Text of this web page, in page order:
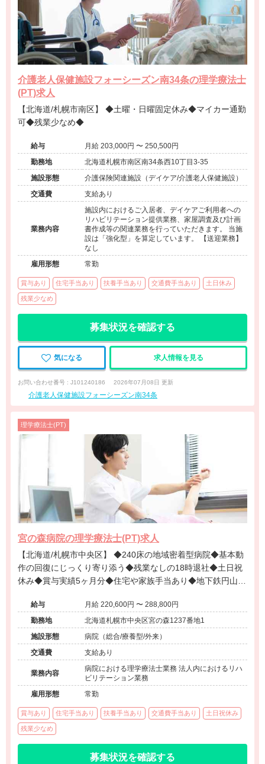
介護老人保健施設フォーシーズン南34条の理学療法士
(PT)求人
【北海道/札幌市南区】 ◆土曜・日曜固定休み◆マイカー通勤
可◆残業少なめ◆
給与
月給 203,000円 〜 250,500円
勤務地
北海道札幌市南区南34条西10丁目3-35
施設形態
介護保険関連施設（デイケア/介護老人保健施設）
交通費
支給あり
業務内容
施設内におけるご入居者、デイケアご利用者への
リハビリテーション提供業務、家屋調査及び計画
書作成等の関連業務を行っていただきます。 当施
設は「強化型」を算定しています。 【送迎業務】
なし
雇用形態
常勤
賞与あり 住宅手当あり 扶養手当あり 交通費手当あり 土日休み
残業少なめ
募集状況を確認する
気になる 求人情報を見る
お問い合わせ番号 : J101240186 2026年07月08日 更新
介護老人保健施設フォーシーズン南34条
理学療法士(PT)
宮の森病院の理学療法士(PT)求人
【北海道/札幌市中央区】 ◆240床の地域密着型病院◆基本動
作の回復にじっくり寄り添う◆残業なしの18時退社◆土日祝
休み◆賞与実績5ヶ月分◆住宅や家族手当あり◆地下鉄円山公
束ゼロ
給与
月給 220,600円 〜 288,800円
勤務地
北海道札幌市中央区宮の森1237番地1
施設形態
病院（総合/療養型/外来）
交通費
支給あり
業務内容
病院における理学療法士業務 法人内におけるリハ
ビリテーション業務
雇用形態
常勤
賞与あり 住宅手当あり 扶養手当あり 交通費手当あり 土日祝休み
残業少なめ
募集状況を確認する